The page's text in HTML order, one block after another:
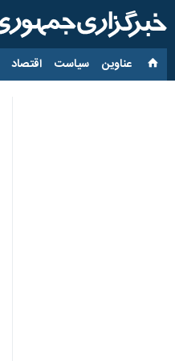
عناوین‌ سیاست اقتصاد